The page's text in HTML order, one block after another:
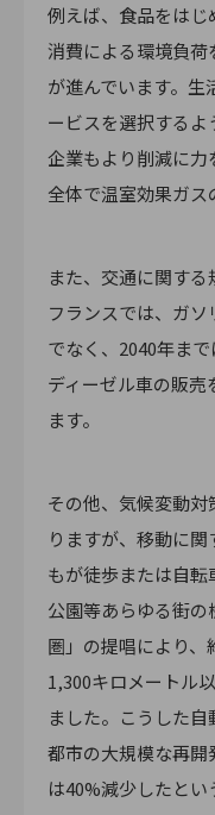
例えば、食品をはじ
消費による環境負荷
が進んでいます。
ービスを選択するよ
企業もより削減に力
全体で温室効果ガス
また、交通に関する
フランスでは、ガ
でなく、2040年ま
ディーゼル車の販
ます。
その他、気候変動
りますが、移動に
もが徒歩または自転
公園等あらゆる街
圏」の提唱により、
1,300キロメートル
ました。こうした
都市の大規模な再開
は40%減少したと